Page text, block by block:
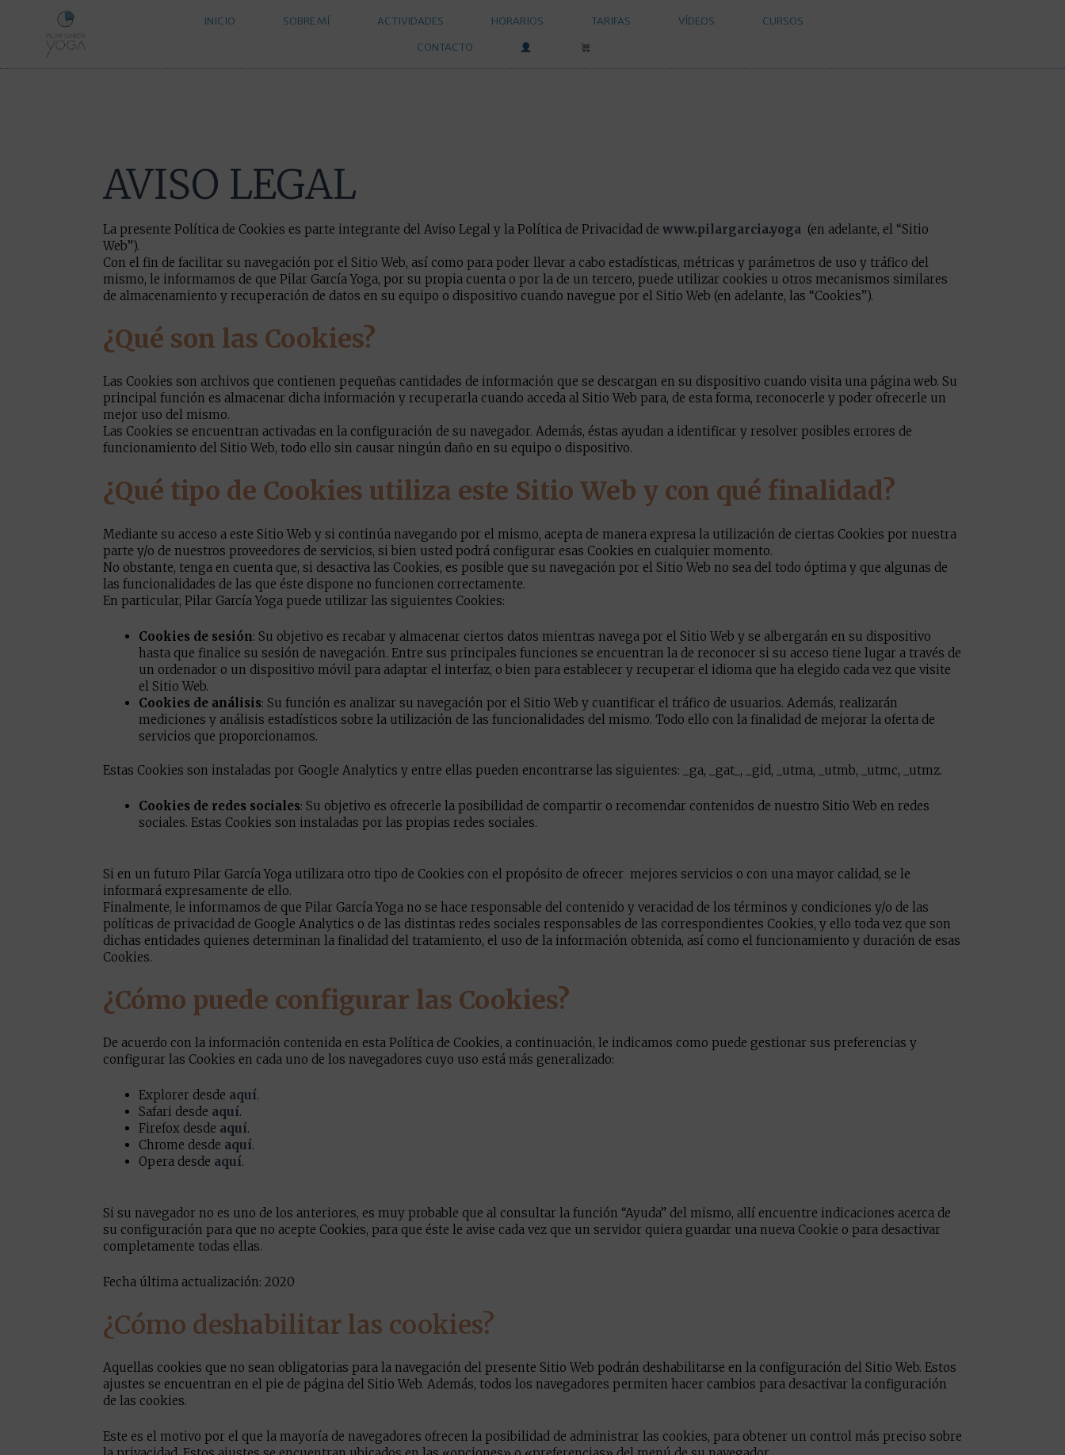
contenido
INICIO SOBRE MÍ ACTIVIDADES HORARIOS TARIFAS VÍDEOS
CURSOS
CONTACTO
AVISO LEGAL
La presente Política de Cookies es parte integrante del Aviso Legal y la Política de Privacidad de www.pilargarcia.yoga (en adelante, el “Sitio
Web”).
Con el fin de facilitar su navegación por el Sitio Web, así como para poder llevar a cabo estadísticas, métricas y parámetros de uso y tráfico del
mismo, le informamos de que Pilar García Yoga, por su propia cuenta o por la de un tercero, puede utilizar cookies u otros mecanismos similares
de almacenamiento y recuperación de datos en su equipo o dispositivo cuando navegue por el Sitio Web (en adelante, las “Cookies”).
¿Qué son las Cookies?
Las Cookies son archivos que contienen pequeñas cantidades de información que se descargan en su dispositivo cuando visita una página web. Su
principal función es almacenar dicha información y recuperarla cuando acceda al Sitio Web para, de esta forma, reconocerle y poder ofrecerle un
mejor uso del mismo.
Las Cookies se encuentran activadas en la configuración de su navegador. Además, éstas ayudan a identificar y resolver posibles errores de
funcionamiento del Sitio Web, todo ello sin causar ningún daño en su equipo o dispositivo.
¿Qué tipo de Cookies utiliza este Sitio Web y con qué finalidad?
Mediante su acceso a este Sitio Web y si continúa navegando por el mismo, acepta de manera expresa la utilización de ciertas Cookies por nuestra
parte y/o de nuestros proveedores de servicios, si bien usted podrá configurar esas Cookies en cualquier momento.
No obstante, tenga en cuenta que, si desactiva las Cookies, es posible que su navegación por el Sitio Web no sea del todo óptima y que algunas de
las funcionalidades de las que éste dispone no funcionen correctamente.
En particular, Pilar García Yoga puede utilizar las siguientes Cookies:
Cookies de sesión: Su objetivo es recabar y almacenar ciertos datos mientras navega por el Sitio Web y se albergarán en su dispositivo
hasta que finalice su sesión de navegación. Entre sus principales funciones se encuentran la de reconocer si su acceso tiene lugar a través de
un ordenador o un dispositivo móvil para adaptar el interfaz, o bien para establecer y recuperar el idioma que ha elegido cada vez que visite
el Sitio Web.
Cookies de análisis: Su función es analizar su navegación por el Sitio Web y cuantificar el tráfico de usuarios. Además, realizarán
mediciones y análisis estadísticos sobre la utilización de las funcionalidades del mismo. Todo ello con la finalidad de mejorar la oferta de
servicios que proporcionamos.
Estas Cookies son instaladas por Google Analytics y entre ellas pueden encontrarse las siguientes: _ga, _gat_, _gid, _utma, _utmb, _utmc, _utmz.
Cookies de redes sociales: Su objetivo es ofrecerle la posibilidad de compartir o recomendar contenidos de nuestro Sitio Web en redes
sociales. Estas Cookies son instaladas por las propias redes sociales.
Si en un futuro Pilar García Yoga utilizara otro tipo de Cookies con el propósito de ofrecer mejores servicios o con una mayor calidad, se le
informará expresamente de ello.
Finalmente, le informamos de que Pilar García Yoga no se hace responsable del contenido y veracidad de los términos y condiciones y/o de las
políticas de privacidad de Google Analytics o de las distintas redes sociales responsables de las correspondientes Cookies, y ello toda vez que son
dichas entidades quienes determinan la finalidad del tratamiento, el uso de la información obtenida, así como el funcionamiento y duración de esas
Cookies.
¿Cómo puede configurar las Cookies?
De acuerdo con la información contenida en esta Política de Cookies, a continuación, le indicamos como puede gestionar sus preferencias y
configurar las Cookies en cada uno de los navegadores cuyo uso está más generalizado:
Explorer desde aquí.
Safari desde aquí.
Firefox desde aquí.
Chrome desde aquí.
Opera desde aquí.
Si su navegador no es uno de los anteriores, es muy probable que al consultar la función “Ayuda” del mismo, allí encuentre indicaciones acerca de
su configuración para que no acepte Cookies, para que éste le avise cada vez que un servidor quiera guardar una nueva Cookie o para desactivar
completamente todas ellas.
Fecha última actualización: 2020
¿Cómo deshabilitar las cookies?
Aquellas cookies que no sean obligatorias para la navegación del presente Sitio Web podrán deshabilitarse en la configuración del Sitio Web. Estos
ajustes se encuentran en el pie de página del Sitio Web. Además, todos los navegadores permiten hacer cambios para desactivar la configuración
de las cookies.
Este es el motivo por el que la mayoría de navegadores ofrecen la posibilidad de administrar las cookies, para obtener un control más preciso sobre